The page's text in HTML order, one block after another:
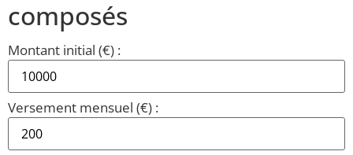
composés
Montant initial (€) :
Versement mensuel (€) :